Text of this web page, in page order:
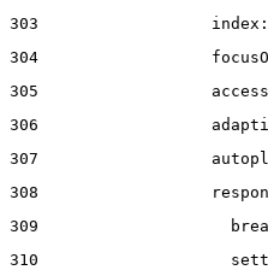
303
304
305
306
307
308
309
310